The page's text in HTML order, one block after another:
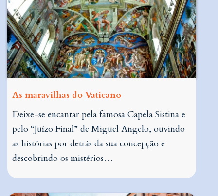
As maravilhas do Vaticano
Deixe-se encantar pela famosa Capela Sistina e
pelo “Juízo Final” de Miguel Angelo, ouvindo
as histórias por detrás da sua concepção e
descobrindo os mistérios…